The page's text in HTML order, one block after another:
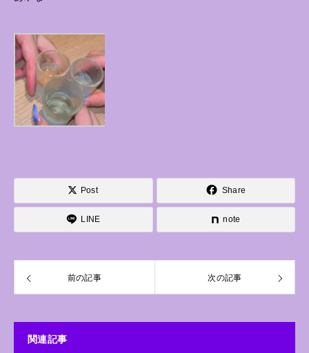
Post Share
LINE note
前の記事 次の記事
関連記事